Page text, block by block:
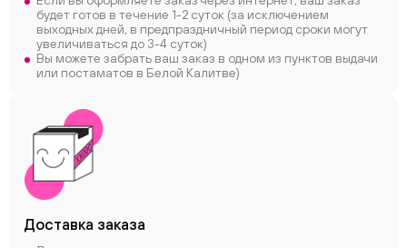
будет готов в течение 1-2 суток (за исключением
выходных дней, в предпраздничный период сроки могут
увеличиваться до 3-4 суток)
Вы можете забрать ваш заказ в одном из пунктов выдачи
или постаматов в Белой Калитве)
Доставка заказа